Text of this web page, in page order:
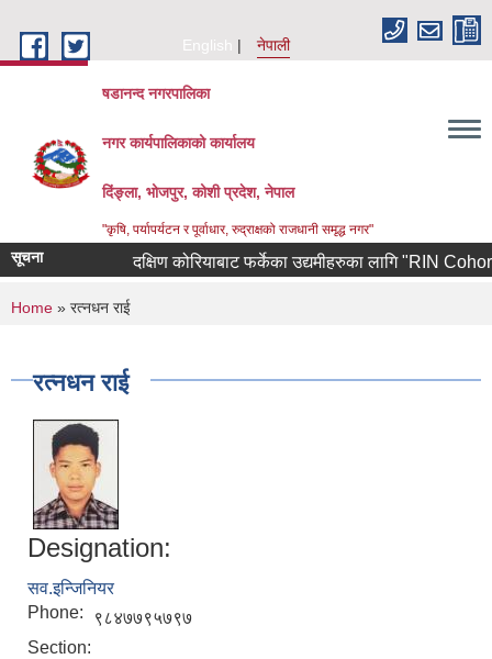
English
नेपाली
षडानन्द नगरपालिका
नगर कार्यपालिकाको कार्यालय
दिंङ्ला, भोजपुर, कोशी प्रदेश, नेपाल
"कृषि, पर्यापर्यटन र पूर्वाधार, रुद्राक्षको राजधानी समृद्ध नगर"
सूचना दक्षिण कोरियाबाट फर्केका उद्यमीहरुका लागि "RIN
You are here
Home » रत्नधन राई
रत्नधन राई
Designation:
सव.इन्जिनियर
Phone:
९८४७७९५७९७
Section: